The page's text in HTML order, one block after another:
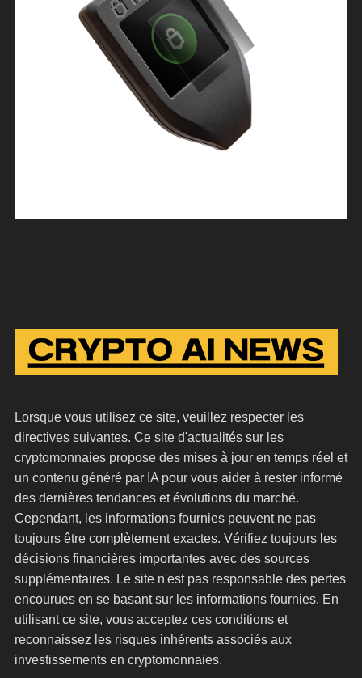
Lorsque vous utilisez ce site, veuillez respecter les
directives suivantes. Ce site d'actualités sur les
cryptomonnaies propose des mises à jour en temps réel et
un contenu généré par IA pour vous aider à rester informé
des dernières tendances et évolutions du marché.
Cependant, les informations fournies peuvent ne pas
toujours être complètement exactes. Vérifiez toujours les
décisions financières importantes avec des sources
supplémentaires. Le site n'est pas responsable des pertes
encourues en se basant sur les informations fournies. En
utilisant ce site, vous acceptez ces conditions et
reconnaissez les risques inhérents associés aux
investissements en cryptomonnaies.